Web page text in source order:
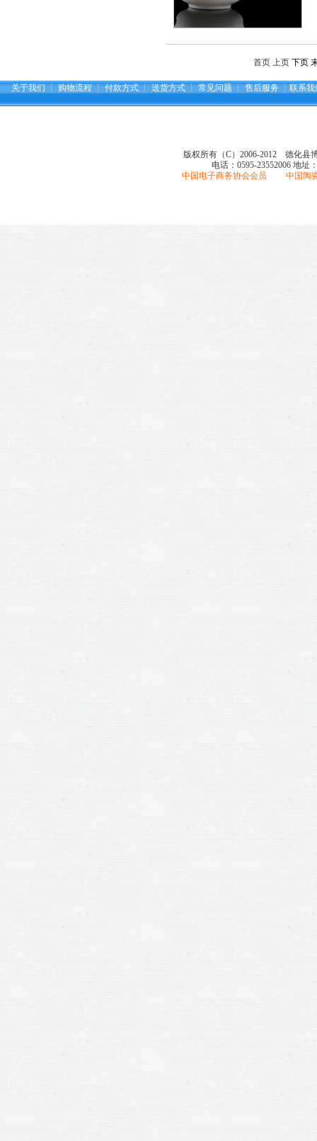
首页 上页 下页
关于我们 ┆ 购物流程 ┆ 付款方式 ┆ 送货方式 ┆ 常见问题 ┆ 售后服务 ┆ 联系我
版权所有（C）2006-2012 德化县
电话：0595-23552006 地址
中国电子商务协会会员 中国陶